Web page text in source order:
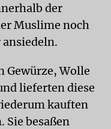
der
Muslime noch
Gewürze, Wolle
lieferten diese
kauften
Sie besaßen